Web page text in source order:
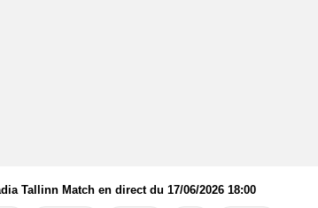
Tallinn Match en direct du 17/06/2026 18:00